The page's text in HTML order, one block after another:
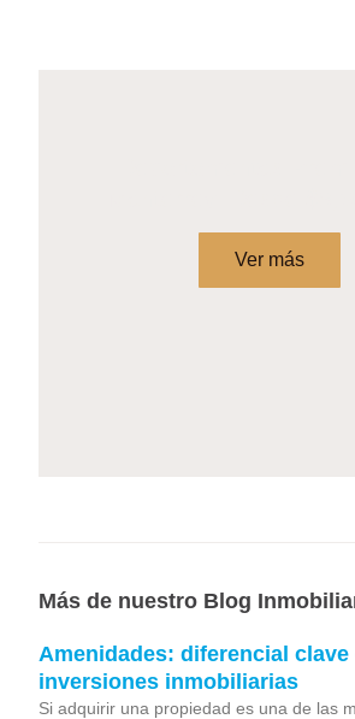
Ver más
Más de nuestro Blog
Amenidades: diferencial clave
inversiones inmobiliarias
Si adquirir una propiedad es una de las